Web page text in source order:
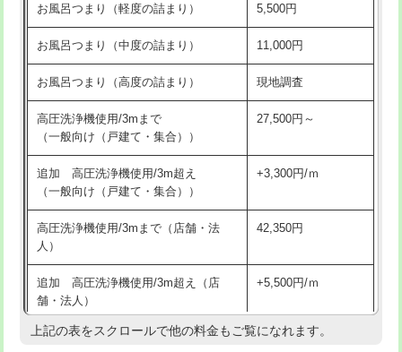
交換・取付(単水栓（壁付・デッキ
式）)
13,200円+材料費
交換・取付(混合水栓（壁付・デッキ
式・ワンホール）)
16,500円+材料費
交換・取付(排水栓・排水トラップ
（P/S/ポップアップ））
22,000円+材料費
交換・取付（その他部品） 11,000円+材料費
持込商品取付（単水栓） 13,200円
持込商品取付（混合水栓）
持込商品取付（浄水器・分岐水栓） 16,500円
持込商品取付（温水洗浄便座） 22,000円
お風呂つまり（軽度の詰まり） 5,500円
お風呂つまり（中度の詰まり） 11,000円
お風呂つまり（高度の詰まり） 現地調査
高圧洗浄機使用/3mまで
（一般向け（戸建て・集合））
27,500円～
追加 高圧洗浄機使用/3m超え
（一般向け（戸建て・集合））
+3,300円/ｍ
高圧洗浄機使用/3mまで（店舗・法
人）
42,350円
追加 高圧洗浄機使用/3m超え（店
舗・法人）
+5,500円/ｍ
高度高圧洗浄換 現地調査
上記の表をスクロールで他の料金もご覧になれます。